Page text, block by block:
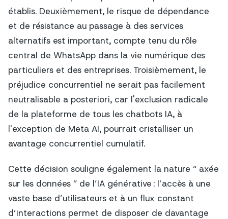
établis. Deuxièmement, le risque de dépendance
et de résistance au passage à des services
alternatifs est important, compte tenu du rôle
central de WhatsApp dans la vie numérique des
particuliers et des entreprises. Troisièmement, le
préjudice concurrentiel ne serait pas facilement
neutralisable a posteriori, car l'exclusion radicale
de la plateforme de tous les chatbots IA, à
l'exception de Meta AI, pourrait cristalliser un
avantage concurrentiel cumulatif.
Cette décision souligne également la nature “ axée
sur les données ” de l’IA générative : l’accès à une
vaste base d’utilisateurs et à un flux constant
d’interactions permet de disposer de davantage